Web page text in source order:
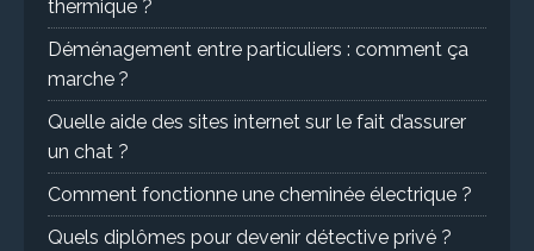
thermique ?
Déménagement entre particuliers : comment ça
marche ?
Quelle aide des sites internet sur le fait d’assurer
un chat ?
Comment fonctionne une cheminée électrique ?
Quels diplômes pour devenir détective privé ?